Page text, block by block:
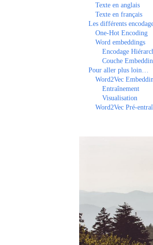
Texte en anglais
Texte en français
Les différents
One-Hot Encoding
Word embeddings
Encodage
Couche
Pour aller plus loin…
Word2Vec
Entraînement
Visualisation
Word2Vec Pré-